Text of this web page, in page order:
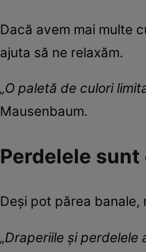
Dacă avem mai multe
ajuta să ne relaxăm.
„O paletă de culori
Mausenbaum.
Perdelele
Deși pot părea banale,
„Draperiile și